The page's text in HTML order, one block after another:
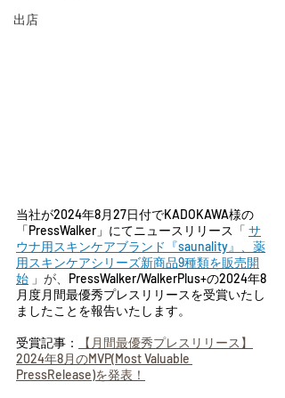
出店
当社が2024年8月27日付でKADOKAWA様の
「PressWalker」にてニュースリリース 「 サ
ウナ用スキンケアブランド『saunality』、薬
用スキンケアシリーズ新商品9種類を販売開
始 」が、 PressWalker/WalkerPlus+の2024年8
月度月間最優秀プレスリリースを受賞いたし
ましたことを報告いたします。
受賞記事：
【月間最優秀プレスリリース】
2024年8月のMVP(Most Valuable
PressRelease)を発表！